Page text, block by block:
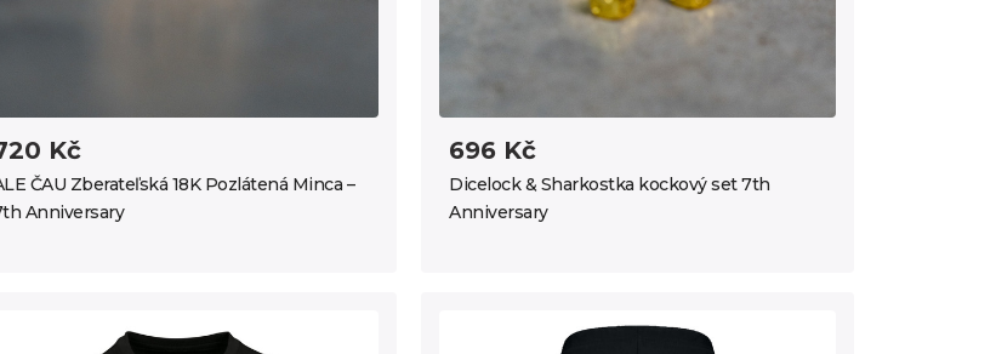
Kč
ČAU Zberateľská 18K Pozlátená Minca –
Anniversary
696 Kč
Dicelock & Sharkostka kockový set 7th
Anniversary